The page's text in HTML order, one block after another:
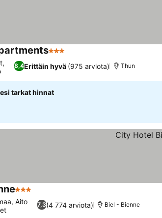
3 Tähtiluokitus
8,4Erittäin hyvä (975 arviota) Thun
tarkat hinnat
3 Tähtiluokitus
7,3(4 774 arviota)
Aito
Biel - Bienne